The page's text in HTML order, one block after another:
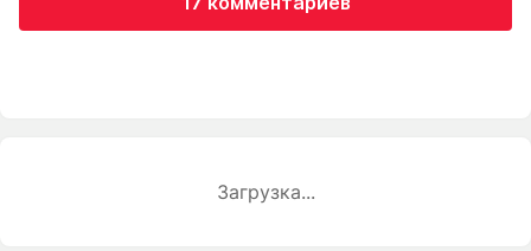
Загрузка...